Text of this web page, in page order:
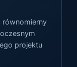
równomierny
projektu